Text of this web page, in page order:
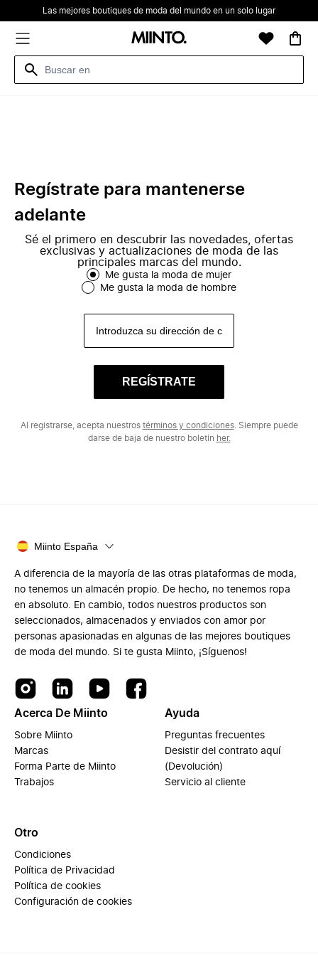
Las mejores boutiques de moda del mundo en un solo lugar
Regístrate para mantenerse
adelante
Sé el primero en descubrir las novedades, ofertas
exclusivas y actualizaciones de moda de las
principales marcas del mundo.
Me gusta la moda de mujer
Me gusta la moda de hombre
REGÍSTRATE
Al registrarse, acepta nuestros términos y condiciones. Siempre puede
darse de baja de nuestro boletín her.
Miinto España
A diferencia de la mayoría de las otras plataformas de moda,
no tenemos un almacén propio. De hecho, no tenemos ropa
en absoluto. En cambio, todos nuestros productos son
seleccionados, almacenados y enviados con amor por
personas apasionadas en algunas de las mejores boutiques
de moda del mundo. Si te gusta Miinto, ¡Síguenos!
Acerca De Miinto
Sobre Miinto
Marcas
Forma Parte de Miinto
Trabajos
Ayuda
Preguntas frecuentes
Desistir del contrato aquí
(Devolución)
Servicio al cliente
Otro
Condiciones
Política de Privacidad
Política de cookies
Configuración de cookies